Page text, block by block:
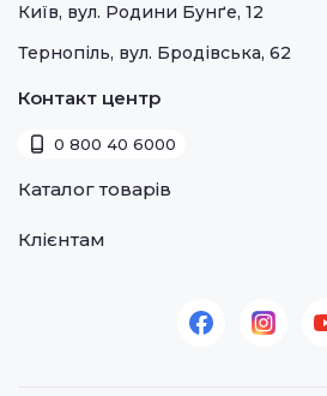
Київ, вул. Родини Бунґе, 12
Тернопіль, вул. Бродівська, 62
Контакт центр
0 800 40 6000
Каталог товарів
Теплове
Клієнтам